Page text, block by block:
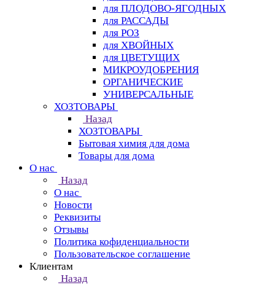
для ПЛОДОВО-ЯГОДНЫХ
для РАССАДЫ
для РОЗ
для ХВОЙНЫХ
для ЦВЕТУЩИХ
МИКРОУДОБРЕНИЯ
ОРГАНИЧЕСКИЕ
УНИВЕРСАЛЬНЫЕ
ХОЗТОВАРЫ
Назад
ХОЗТОВАРЫ
Бытовая химия для дома
Товары для дома
О нас
Назад
О нас
Новости
Реквизиты
Отзывы
Политика кофиденциальности
Пользовательское соглашение
Клиентам
Назад